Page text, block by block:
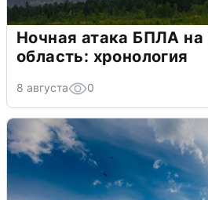
Ночная атака БПЛА
область: хронология
8 августа 0